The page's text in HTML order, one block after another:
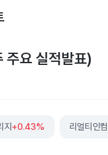
요 실적발표)
지 +0.43% 리얼티인컴